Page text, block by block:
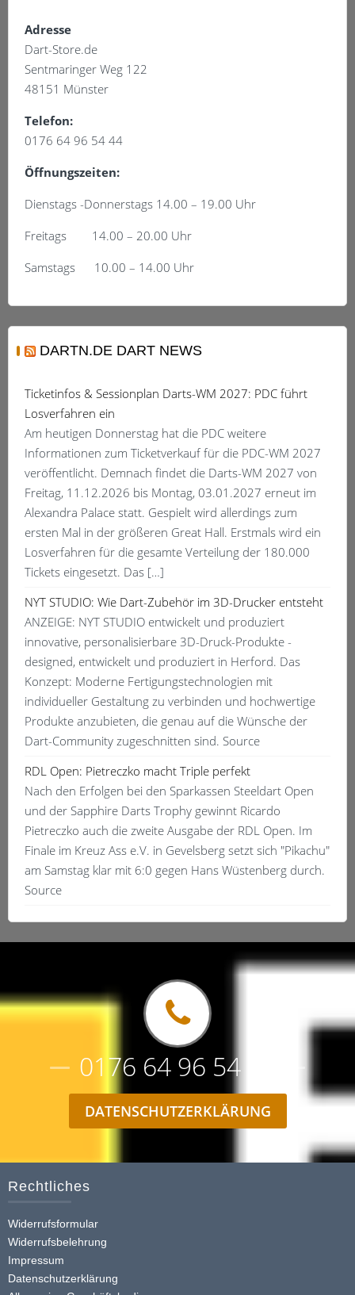
Adresse
Dart-Store.de
Sentmaringer Weg 122
48151 Münster
Telefon:
0176 64 96 54 44
Öffnungszeiten:
Dienstags -Donnerstags 14.00 – 19.00 Uhr
Freitags 14.00 – 20.00 Uhr
Samstags 10.00 – 14.00 Uhr
DARTN.DE DART NEWS
Ticketinfos & Sessionplan Darts-WM 2027: PDC führt
Losverfahren ein
Am heutigen Donnerstag hat die PDC weitere
Informationen zum Ticketverkauf für die PDC-WM 2027
veröffentlicht. Demnach findet die Darts-WM 2027 von
Freitag, 11.12.2026 bis Montag, 03.01.2027 erneut im
Alexandra Palace statt. Gespielt wird allerdings zum
ersten Mal in der größeren Great Hall. Erstmals wird ein
Losverfahren für die gesamte Verteilung der 180.000
Tickets eingesetzt. Das […]
NYT STUDIO: Wie Dart-Zubehör im 3D-Drucker entsteht
ANZEIGE: NYT STUDIO entwickelt und produziert
innovative, personalisierbare 3D-Druck-Produkte -
designed, entwickelt und produziert in Herford. Das
Konzept: Moderne Fertigungstechnologien mit
individueller Gestaltung zu verbinden und hochwertige
Produkte anzubieten, die genau auf die Wünsche der
Dart-Community zugeschnitten sind. Source
RDL Open: Pietreczko macht Triple perfekt
Nach den Erfolgen bei den Sparkassen Steeldart Open
und der Sapphire Darts Trophy gewinnt Ricardo
Pietreczko auch die zweite Ausgabe der RDL Open. Im
Finale im Kreuz Ass e.V. in Gevelsberg setzt sich "Pikachu"
am Samstag klar mit 6:0 gegen Hans Wüstenberg durch.
Source
0176 64 96 54 44
DATENSCHUTZERKLÄRUNG
Rechtliches
Widerrufsformular
Widerrufsbelehrung
Impressum
Datenschutzerklärung